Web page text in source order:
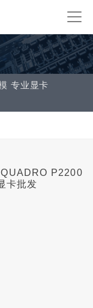
专业显卡
P2200
卡批发